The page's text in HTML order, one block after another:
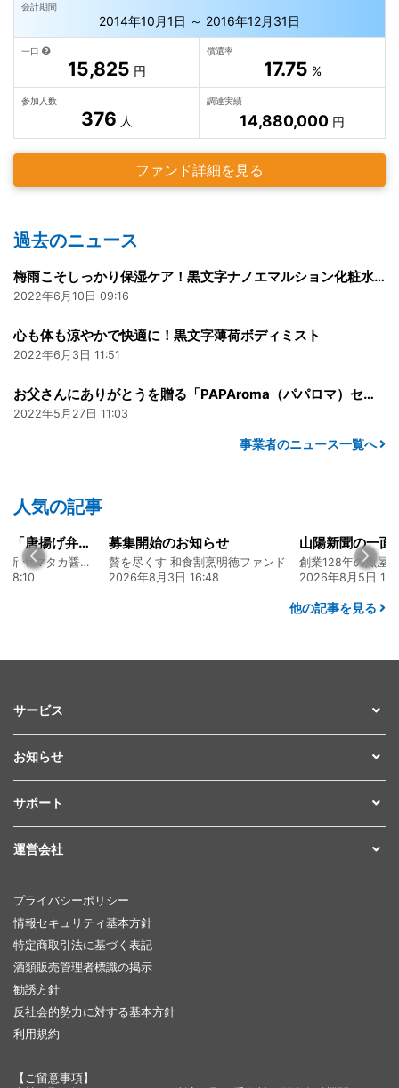
会計期間
2014年10月1日 ～ 2016年12月31日
一口
15,825 円
償還率
17.75 %
参加人数
376 人
調達実績
14,880,000 円
ファンド詳細を見る
過去のニュース
梅雨こそしっかり保湿ケア！黒文字ナノエマルション化粧水でうるおい肌に整えよう。
2022年6月10日 09:16
心も体も涼やかで快適に！黒文字薄荷ボディミスト
2022年6月3日 11:51
お父さんにありがとうを贈る「PAPAroma（パパロマ）セット」
2022年5月27日 11:03
事業者のニュース一覧へ
人気の記事
大人気メニュー「唐揚げ弁当」のレシピをご紹介します！
130年の伝統と革新 ヤマタカ醤油ファンド
08:10
募集開始のお知らせ
贅を尽くす 和食割烹明徳ファンド
2026年8月3日 16:48
2026年8月5日
他の記事を見る
サービス
お知らせ
サポート
運営会社
プライバシーポリシー
情報セキュリティ基本方針
特定商取引法に基づく表記
酒類販売管理者標識の掲示
勧誘方針
反社会的勢力に対する基本方針
利用規約
【ご留意事項】